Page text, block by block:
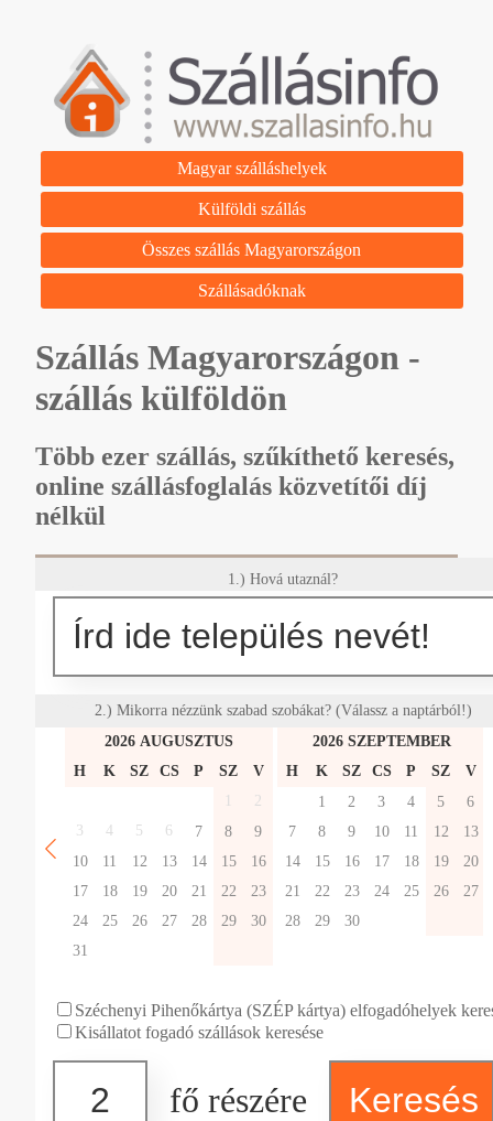
Magyar szálláshelyek
Külföldi szállás
Összes szállás Magyarországon
Szállásadóknak
Szállás Magyarországon -
szállás külföldön
Több ezer szállás, szűkíthető keresés,
online szállásfoglalás közvetítői díj
nélkül
1.) Hová utaznál?
2.) Mikorra nézzünk szabad szobákat? (Válassz a naptárból!)
2026 AUGUSZTUS
H
K SZ CS P SZ
V
1
2
3
4 5 6 7 8
9
10
11 12 13 14 15
16
17
18 19 20 21 22
23
24
25 26 27 28 29
30
31
2026 SZEPTEMBER
H
K SZ CS P SZ
V
1
2 3 4 5
6
7
8 9 10 11 12
13
14
15 16 17 18 19
20
21
22 23 24 25 26
27
28
29 30
Széchenyi Pihenőkártya (SZÉP kártya) elfogadóhelyek
Kisállatot fogadó szállások keresése
fő részére